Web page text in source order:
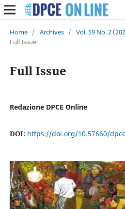
Home / Archives / Vol. 59 No. 2
Full Issue
Full Issue
Redazione DPCE Online
DOI: https://doi.org/10.57660/